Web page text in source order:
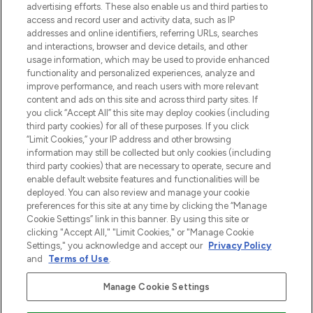
Shop online of via de app, met gratis
verzending vanaf €40.
Cookie-toestemming
Do Not Sell or Share My Personal
Information
HELP & INFORMATIE
BEDRIJFSINFORMATIE
OVER LOOKFANTASTIC
Betaal veilig met
advertising efforts. These also enable us and third parties to
access and record user and activity data, such as IP
addresses and online identifiers, referring URLs, searches
and interactions, browser and device details, and other
usage information, which may be used to provide enhanced
functionality and personalized experiences, analyze and
improve performance, and reach users with more relevant
content and ads on this site and across third party sites. If
you click “Accept All” this site may deploy cookies (including
third party cookies) for all of these purposes. If you click
“Limit Cookies,” your IP address and other browsing
information may still be collected but only cookies (including
third party cookies) that are necessary to operate, secure and
enable default website features and functionalities will be
deployed. You can also review and manage your cookie
preferences for this site at any time by clicking the “Manage
Cookie Settings” link in this banner. By using this site or
clicking "Accept All," "Limit Cookies," or "Manage Cookie
Settings," you acknowledge and accept our Privacy Policy
and
Terms of Use.
Manage Cookie Settings